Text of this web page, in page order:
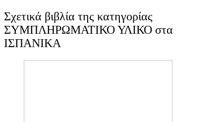
Σχετικά βιβλία της κατηγορίας
ΣΥΜΠΛΗΡΩΜΑΤΙΚΟ ΥΛΙΚΟ στα
ΙΣΠΑΝΙΚΑ